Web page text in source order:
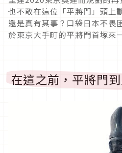
也不敢在這位「平將門」頭上
還是真有其事？口袋日本不畏
於東京大手町的平將門首塚來
在這之前，平將門